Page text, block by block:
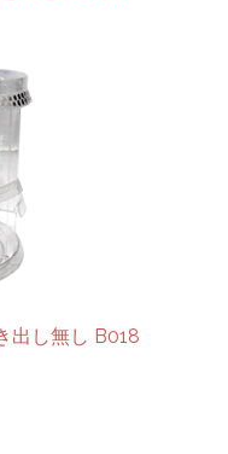
出し無し B018